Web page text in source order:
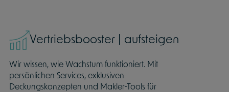
Vertriebsbooster | aufsteigen
Wir wissen, wie Wachstum funktioniert. Mit
persönlichen Services, exklusiven
Deckungskonzepten und Makler-Tools für